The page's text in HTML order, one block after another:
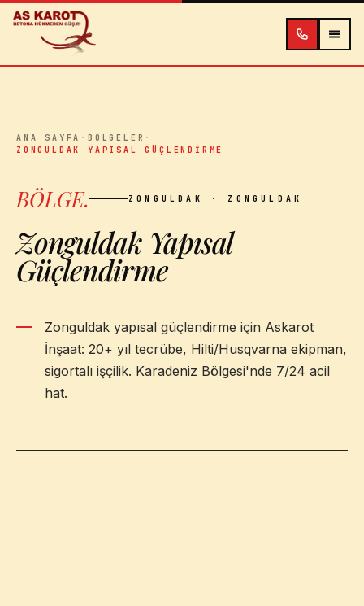
İçeriğe atla
ANA SAYFA ·BÖLGELER ·
ZONGULDAK YAPISAL GÜÇLENDIRME
BÖLGE. ZONGULDAK · ZONGULDAK
Zonguldak Yapısal
Güçlendirme
Zonguldak yapısal güçlendirme için Askarot
İnşaat: 20+ yıl tecrübe, Hilti/Husqvarna ekipman,
sigortalı işçilik. Karadeniz Bölgesi'nde 7/24 acil
hat.